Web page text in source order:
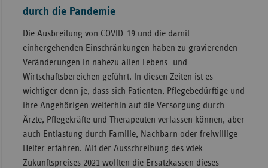
durch die Pandemie
Die Ausbreitung von COVID-19 und die damit
einhergehenden Einschränkungen haben zu gravierenden
Veränderungen in nahezu allen Lebens- und
Wirtschaftsbereichen geführt. In diesen Zeiten ist es
wichtiger denn je, dass sich Patienten, Pflegebedürftige und
ihre Angehörigen weiterhin auf die Versorgung durch
Ärzte, Pflegekräfte und Therapeuten verlassen können, aber
auch Entlastung durch Familie, Nachbarn oder freiwillige
Helfer erfahren. Mit der Ausschreibung des vdek-
Zukunftspreises 2021 wollten die Ersatzkassen dieses